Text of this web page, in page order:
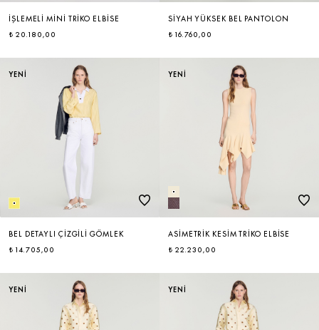
İŞLEMELI MINI TRIKO ELBISE
₺ 20.180,00
SIYAH YÜKSEK BEL PANTOLON
₺ 16.760,00
YENİ
BEL DETAYLI ÇIZGILI GÖMLEK
₺ 14.705,00
YENİ
ASIMETRIK KESIM TRIKO ELBISE
₺ 22.230,00
YENİ YENİ